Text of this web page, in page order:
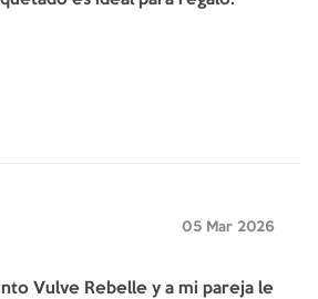
05 Mar 2026
Vulve Rebelle y a mi pareja le